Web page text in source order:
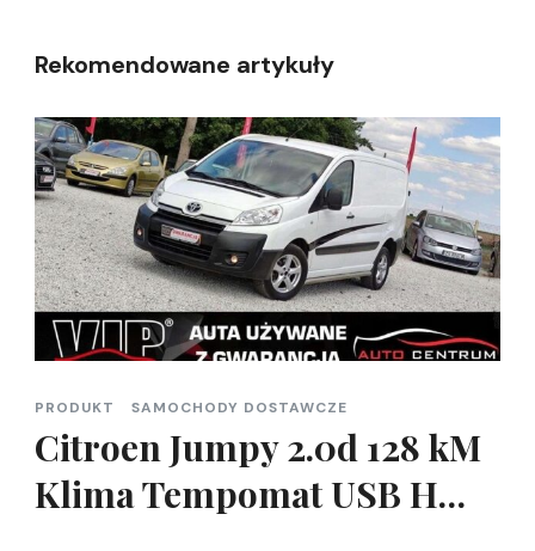
Rekomendowane artykuły
PRODUKT SAMOCHODY DOSTAWCZE
Citroen Jumpy 2.0d 128 kM
Klima Tempomat USB H…